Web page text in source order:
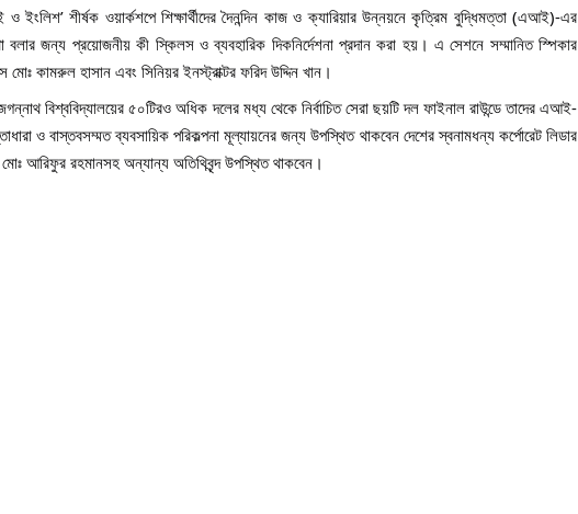
শীর্ষক ওয়ার্কশপে শিক্ষার্থীদের দৈনন্দিন কাজ ও ক্যারিয়ার উন্নয়নে কৃত্রিম বুদ্ধিমত্তা (এআই)-এর
জন্য প্রয়োজনীয় কী স্কিলস ও ব্যবহারিক দিকনির্দেশনা প্রদান করা হয়। এ সেশনে সম্মানিত স্পিকার
কামরুল হাসান এবং সিনিয়র ইনস্ট্রাক্টর ফরিদ উদ্দিন খান।
বিশ্ববিদ্যালয়ের ৫০টিরও অধিক দলের মধ্য থেকে নির্বাচিত সেরা ছয়টি দল ফাইনাল রাউন্ডে তাদের এআই-
ও বাস্তবসম্মত ব্যবসায়িক পরিকল্পনা মূল্যায়নের জন্য উপস্থিত থাকবেন দেশের স্বনামধন্য কর্পোরেট লিডার
মোঃ আরিফুর রহমানসহ অন্যান্য অতিথিবৃন্দ উপস্থিত থাকবেন।